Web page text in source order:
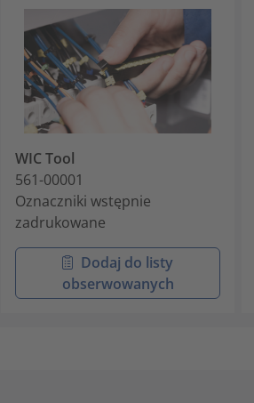
WIC Tool
561-00001
Oznaczniki wstępnie
zadrukowane
Dodaj do listy
obserwowanych